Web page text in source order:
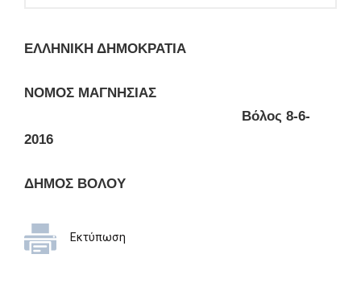
ΕΛΛΗΝΙΚΗ ΔΗΜΟΚΡΑΤΙΑ
ΝΟΜΟΣ ΜΑΓΝΗΣΙΑΣ
Βόλος 8-6-
2016
ΔΗΜΟΣ ΒΟΛΟΥ
Εκτύπωση